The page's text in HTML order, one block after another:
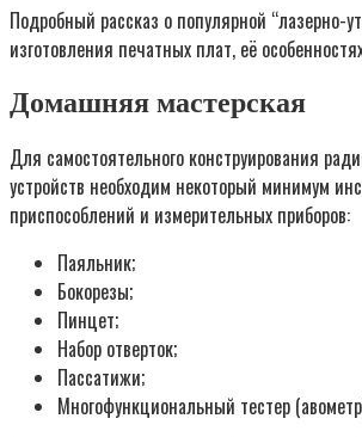
Подробный рассказ о популярной “лазерно-
изготовления печатных плат, её
Домашняя мастерская
Для самостоятельного конструирования
устройств необходим некоторый минимум
приспособлений и измерительных приборов:
Паяльник;
Бокорезы;
Пинцет;
Набор отверток;
Пассатижи;
Многофункциональный тестер